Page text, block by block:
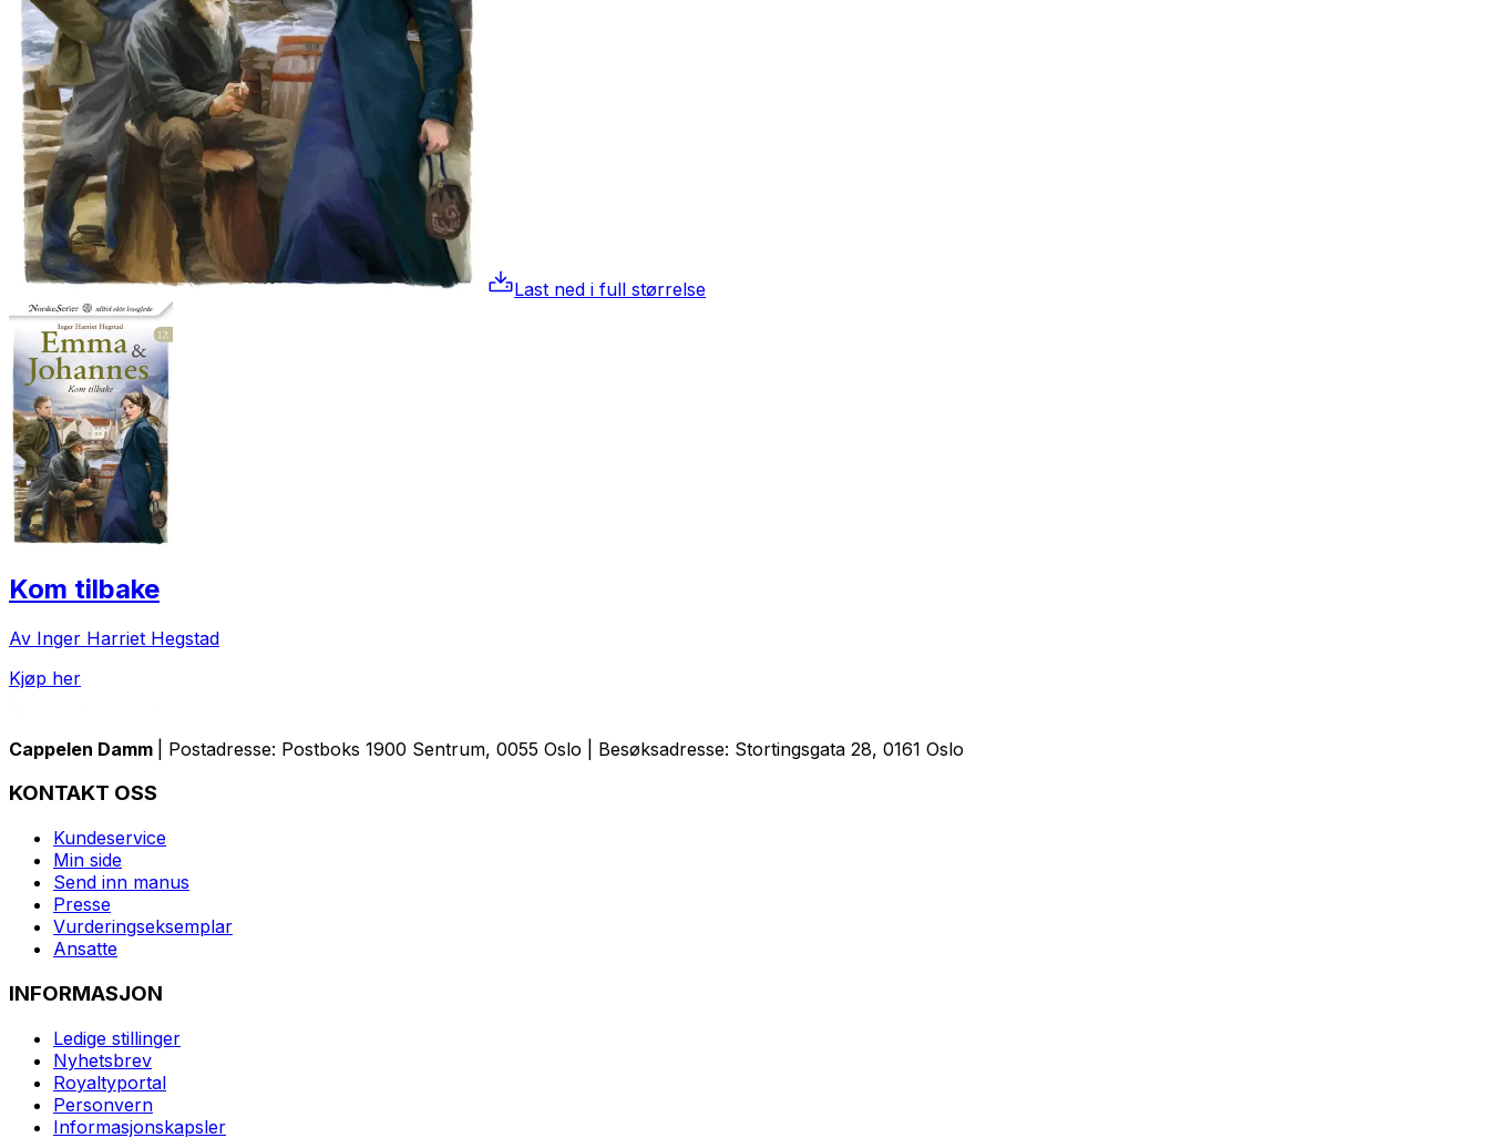
Last ned i full størrelse
Kom tilbake
Av Inger Harriet Hegstad
Kjøp her
Cappelen Damm | Postadresse: Postboks 1900 Sentrum, 0055 Oslo | Besøksadresse: Stortingsgata 28, 0161 Oslo
KONTAKT OSS
Kundeservice
Min side
Send inn manus
Presse
Vurderingseksemplar
Ansatte
INFORMASJON
Ledige stillinger
Nyhetsbrev
Royaltyportal
Personvern
Informasjonskapsler